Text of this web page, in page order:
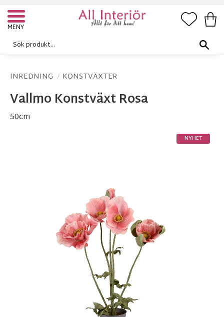
Meny
INREDNING KONSTVÄXTER
Vallmo Konstväxt Rosa
50cm
NYHET